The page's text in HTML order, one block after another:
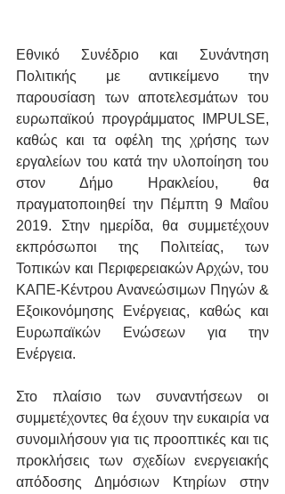
Εθνικό Συνέδριο και Συνάντηση
Πολιτικής με αντικείμενο την
παρουσίαση των αποτελεσμάτων του
ευρωπαϊκού προγράμματος IMPULSE,
καθώς και τα οφέλη της χρήσης των
εργαλείων του κατά την υλοποίηση του
στον Δήμο Ηρακλείου, θα
πραγματοποιηθεί την Πέμπτη 9 Μαΐου
2019. Στην ημερίδα, θα συμμετέχουν
εκπρόσωποι της Πολιτείας, των
Τοπικών και Περιφερειακών Αρχών, του
ΚΑΠΕ-Κέντρου Ανανεώσιμων Πηγών &
Εξοικονόμησης Ενέργειας, καθώς και
Ευρωπαϊκών Ενώσεων για την
Ενέργεια.
Στο πλαίσιο των συναντήσεων οι
συμμετέχοντες θα έχουν την ευκαιρία να
συνομιλήσουν για τις προοπτικές και τις
προκλήσεις των σχεδίων ενεργειακής
απόδοσης Δημόσιων Κτηρίων στην